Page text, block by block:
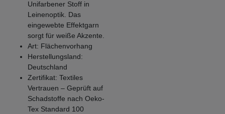
Unifarbener Stoff in
Leinenoptik. Das
eingewebte Effektgarn
sorgt für weiße Akzente.
Art: Flächenvorhang
Herstellungsland:
Deutschland
Zertifikat: Textiles
Vertrauen – Geprüft auf
Schadstoffe nach Oeko-
Tex Standard 100